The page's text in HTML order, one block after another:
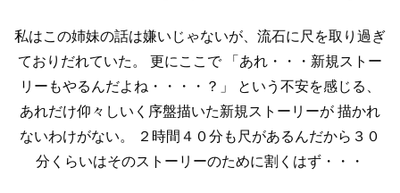
私はこの姉妹の話は嫌いじゃないが、流石に尺を取り過ぎ
ておりだれていた。
更にここで「あれ・・・新規ストー
リーもやるんだよね・・・・？」
という不安を感じる、
あれだけ仰々しいく序盤描いた新規ストーリーが 描かれ
ないわけがない。
２時間４０分も尺があるんだから３０
分くらいはそのストーリーのために割くはず・・・